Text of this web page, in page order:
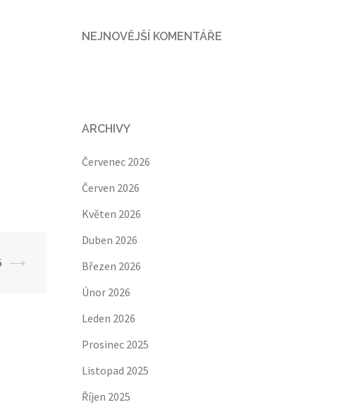
⟶
NEJNOVĚJŠÍ KOMENTÁŘE
ARCHIVY
Červenec 2026
Červen 2026
Květen 2026
Duben 2026
Březen 2026
Únor 2026
Leden 2026
Prosinec 2025
Listopad 2025
Říjen 2025